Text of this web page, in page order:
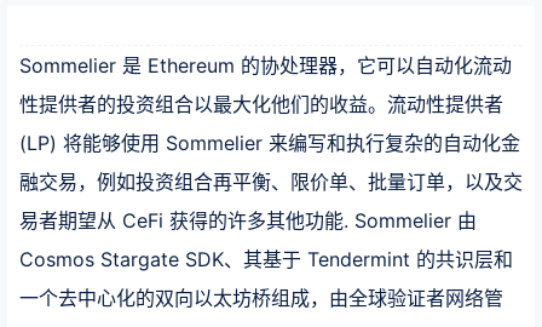
Sommelier 是 Ethereum 的协处理器，它可以自动化流动
性提供者的投资组合以最大化他们的收益。流动性提供者
(LP) 将能够使用 Sommelier 来编写和执行复杂的自动化金
融交易，例如投资组合再平衡、限价单、批量订单，以及交
易者期望从 CeFi 获得的许多其他功能. Sommelier 由
Cosmos Stargate SDK、其基于 Tendermint 的共识层和
一个去中心化的双向以太坊桥组成，由全球验证者网络管